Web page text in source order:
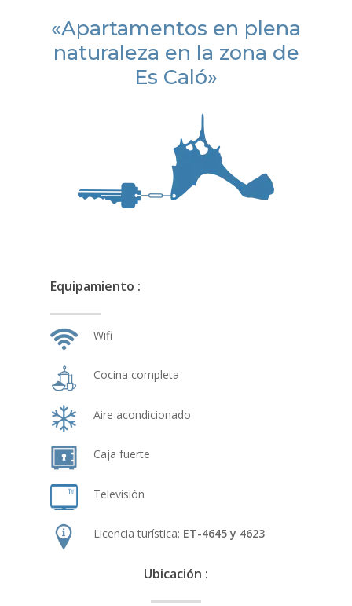
«Apartamentos en plena
naturaleza en la zona de
Es Caló»
Equipamiento :
Wifi
Cocina completa
Aire acondicionado
Caja fuerte
Televisión
Licencia turística: ET-4645 y 4623
Ubicación :